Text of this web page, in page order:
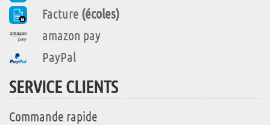
Facture (écoles)
amazon pay
PayPal
SERVICE CLIENTS
Commande rapide